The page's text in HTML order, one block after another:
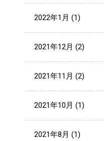
2022年1月 (1)
2021年12月 (2)
2021年11月 (2)
2021年10月 (1)
2021年8月 (1)